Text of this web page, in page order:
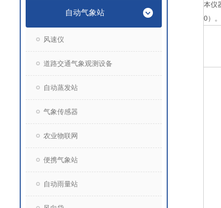
自动气象站
风速仪
道路交通气象观测设备
自动蒸发站
气象传感器
农业物联网
便携气象站
自动雨量站
本仪
0）